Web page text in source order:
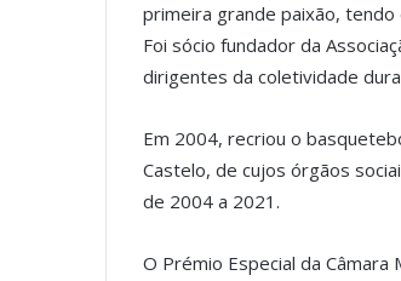
primeira grande paixão,
Foi sócio fundador da
dirigentes da coletividade
Em 2004, recriou o
Castelo, de cujos órgãos
de 2004 a 2021.
O Prémio Especial da Câmara